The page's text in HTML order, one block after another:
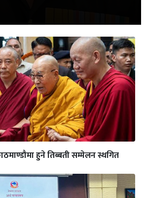
हुने तिब्बती सम्मेलन स्थगित